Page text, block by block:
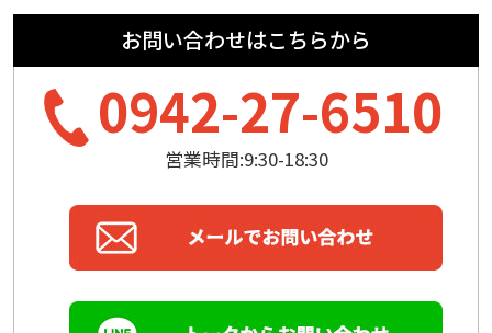
お問い合わせはこちらから
0942-27-6510
営業時間:9:30-18:30